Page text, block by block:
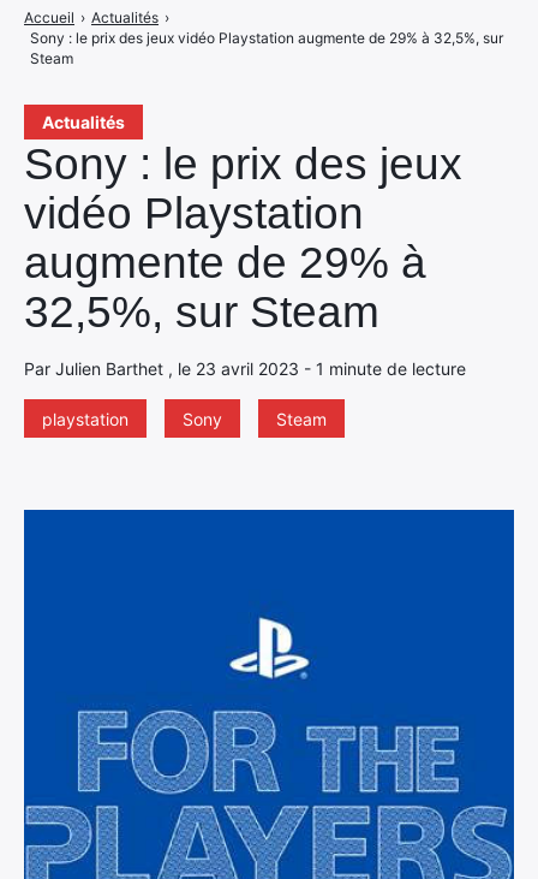
Actualités
Sony : le prix des jeux
vidéo Playstation
augmente de 29% à
32,5%, sur Steam
Par Julien Barthet , le 23 avril 2023 - 1 minute de lecture
playstation Sony Steam
Accueil › Actualités ›
Sony : le prix des jeux vidéo Playstation augmente de 29% à 32,5%, sur
Steam